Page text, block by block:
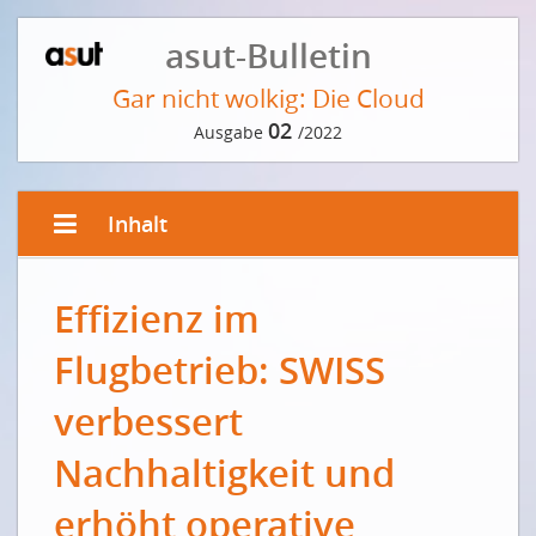
asut-Bulletin
Gar nicht wolkig: Die Cloud
Ausgabe 02 /2022
Inhalt
Eine Wolke aus Daten
EDITORIAL VON CATRIN HINKEL
Die sichere Innovationsplattform
Une plate-forme d'innovation sûre
INTERVIEW MIT JÖRG THOMANN
Die Cloud – ein Überblick
Effizienz im
Flugbetrieb: SWISS
verbessert
Nachhaltigkeit und
erhöht operative